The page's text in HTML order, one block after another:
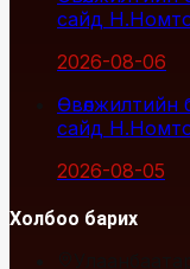
сайд
2026-08-06
сайд
2026-08-05
Холбоо барих